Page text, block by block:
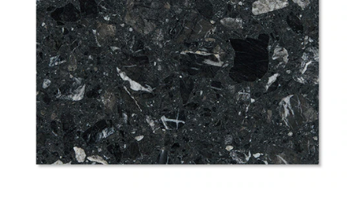
ロートアイアン 天然石・石材
メンテナンス・施工材 新商品
お役立ち情報 住まいのスタイリング
アイデア
ミラタップチャンネル
オンライン相談